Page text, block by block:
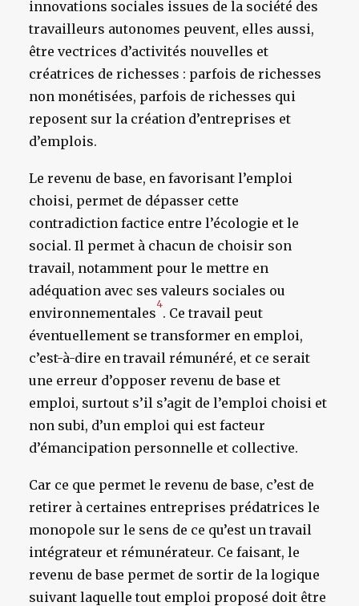
innovations sociales issues de la société des
travailleurs autonomes peuvent, elles aussi,
être vectrices d’activités nouvelles et
créatrices de richesses : parfois de richesses
non monétisées, parfois de richesses qui
reposent sur la création d’entreprises et
d’emplois.
Le revenu de base, en favorisant l’emploi
choisi, permet de dépasser cette
contradiction factice entre l’écologie et le
social. Il permet à chacun de choisir son
travail, notamment pour le mettre en
adéquation avec ses valeurs sociales ou
environnementales
4
. Ce travail peut
éventuellement se transformer en emploi,
c’est-à-dire en travail rémunéré, et ce serait
une erreur d’opposer revenu de base et
emploi, surtout s’il s’agit de l’emploi choisi et
non subi, d’un emploi qui est facteur
d’émancipation personnelle et collective.
Car ce que permet le revenu de base, c’est de
retirer à certaines entreprises prédatrices le
monopole sur le sens de ce qu’est un travail
intégrateur et rémunérateur. Ce faisant, le
revenu de base permet de sortir de la logique
suivant laquelle tout emploi proposé doit être